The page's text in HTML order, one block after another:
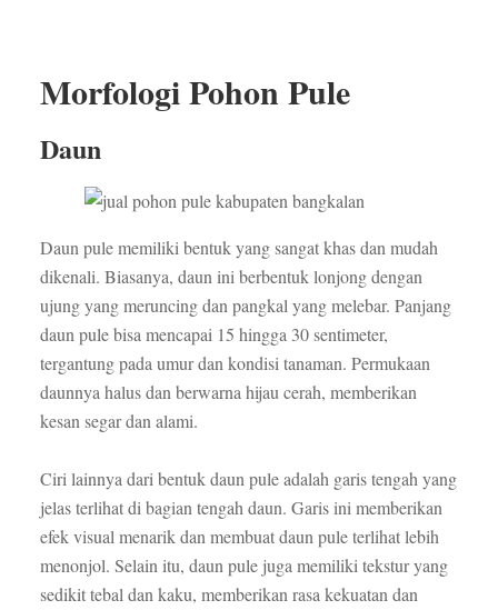
Morfologi Pohon Pule
Daun
Daun pule memiliki bentuk yang sangat khas dan mudah
dikenali. Biasanya, daun ini berbentuk lonjong dengan
ujung yang meruncing dan pangkal yang melebar. Panjang
daun pule bisa mencapai 15 hingga 30 sentimeter,
tergantung pada umur dan kondisi tanaman. Permukaan
daunnya halus dan berwarna hijau cerah, memberikan
kesan segar dan alami.
Ciri lainnya dari bentuk daun pule adalah garis tengah yang
jelas terlihat di bagian tengah daun. Garis ini memberikan
efek visual menarik dan membuat daun pule terlihat lebih
menonjol. Selain itu, daun pule juga memiliki tekstur yang
sedikit tebal dan kaku, memberikan rasa kekuatan dan